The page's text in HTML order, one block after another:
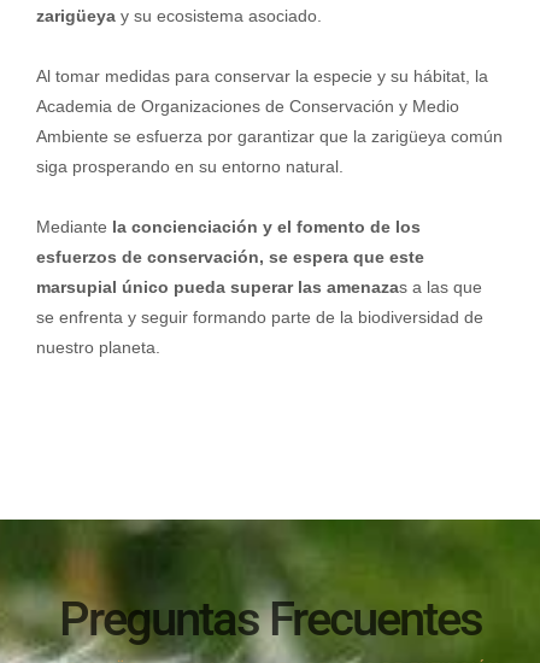
zarigüeya y su ecosistema asociado.
Al tomar medidas para conservar la especie y su hábitat, la
Academia de Organizaciones de Conservación y Medio
Ambiente se esfuerza por garantizar que la zarigüeya común
siga prosperando en su entorno natural.
Mediante la concienciación y el fomento de los
esfuerzos de conservación, se espera que este
marsupial único pueda superar las amenazas a las que
se enfrenta y seguir formando parte de la biodiversidad de
nuestro planeta.
Preguntas Frecuentes